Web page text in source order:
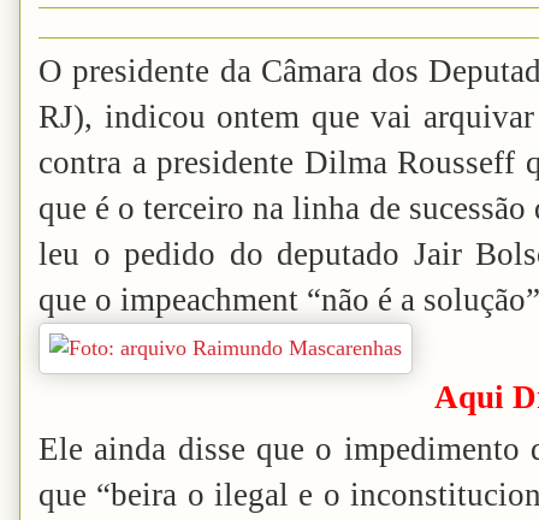
O presidente da Câmara dos
RJ), indicou ontem que vai
contra a presidente Dilma Rousseff
que é o terceiro na linha de
leu o pedido do deputado Jair
que o impeachment “não é a
Aqui
Ele ainda disse que o impedimento
que “beira o ilegal e o